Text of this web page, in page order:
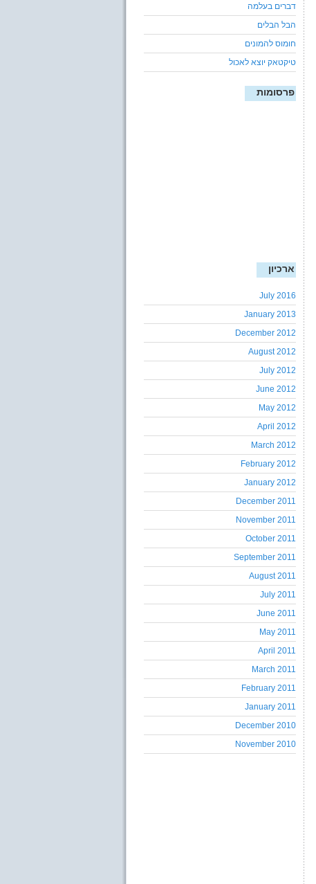
דברים בעלמה
הבל הבלים
חומוס להמונים
טיקטאק יוצא לאכול
פרסומות
ארכיון
July 2016
January 2013
December 2012
August 2012
July 2012
June 2012
May 2012
April 2012
March 2012
February 2012
January 2012
December 2011
November 2011
October 2011
September 2011
August 2011
July 2011
June 2011
May 2011
April 2011
March 2011
February 2011
January 2011
December 2010
November 2010